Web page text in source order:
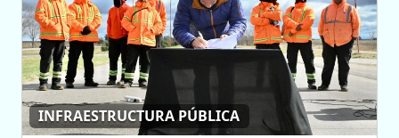
INFRAESTRUCTURA PÚBLICA